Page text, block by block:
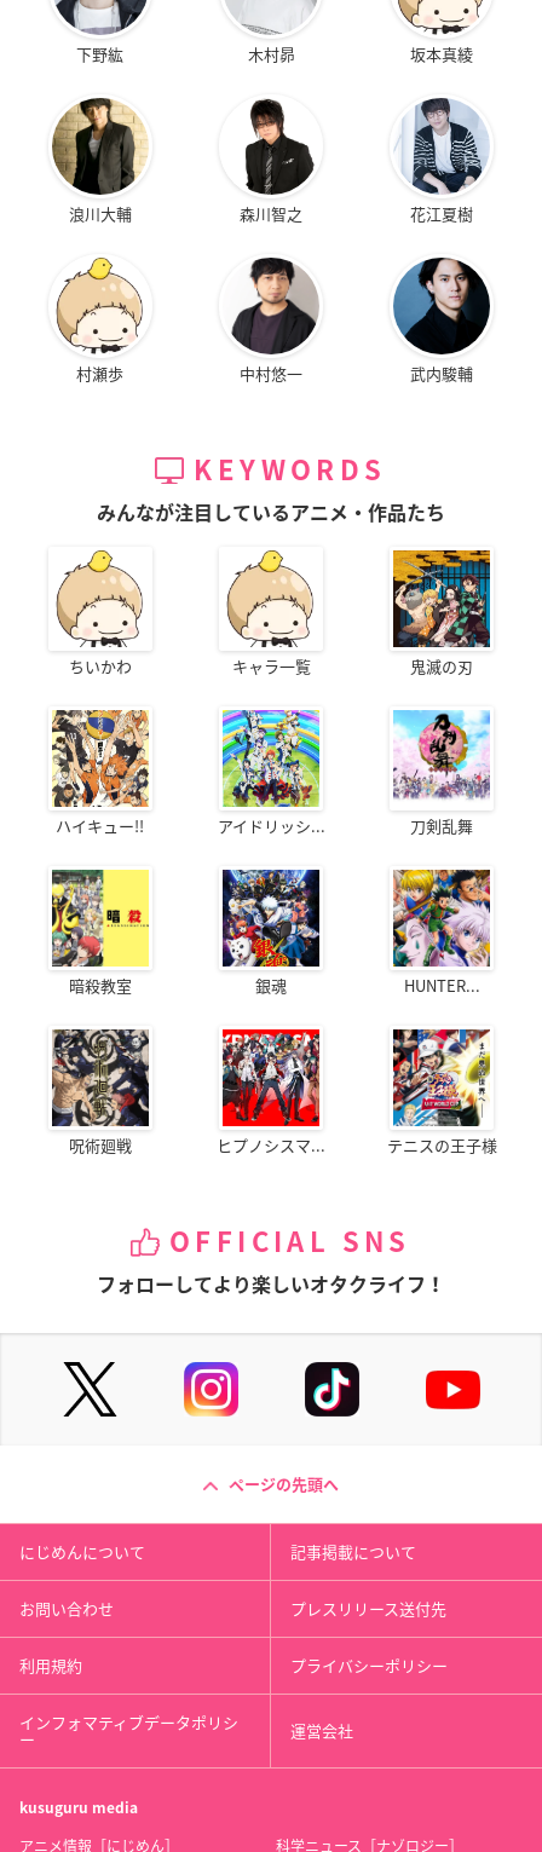
下野紘 木村昴 坂本真綾
浪川大輔 森川智之 花江夏樹
村瀬歩 中村悠一 武内駿輔
KEYWORDS
みんなが注目しているアニメ・作品たち
ちいかわ キャラ一覧 鬼滅の刃
ハイキュー!! アイドリッシ... 刀剣乱舞
暗殺教室 銀魂 HUNTER...
呪術廻戦 ヒプノシスマ... テニスの王子様
OFFICIAL SNS
フォローしてより楽しいオタクライフ！
ページの先頭へ
にじめんについて 記事掲載について
お問い合わせ プレスリリース送付先
利用規約 プライバシーポリシー
インフォマティブデータポリシ
ー 運営会社
kusuguru media
アニメ情報［にじめん］ 科学ニュース［ナゾロジー］